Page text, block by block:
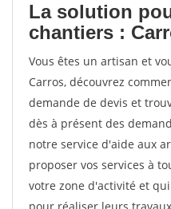
La solution
chantiers :
Vous êtes un artisan et
Carros, découvrez
demande de devis et
dès à présent des
notre service d'aide aux
proposer vos services à
votre zone d'activité et